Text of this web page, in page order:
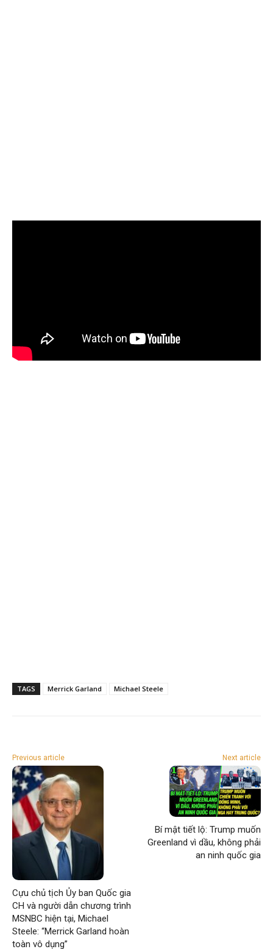
TAGS Merrick Garland Michael Steele
Previous article
Cựu chủ tịch Ủy ban Quốc gia
CH và người dẫn chương trình
MSNBC hiện tại, Michael
Steele: “Merrick Garland hoàn
toàn vô dụng”
Next article
Bí mật tiết lộ: Trump muốn
Greenland vì dầu, không phải
an ninh quốc gia